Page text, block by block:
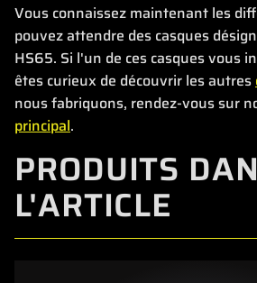
Vous connaissez maintenant les
pouvez attendre des casques
HS65. Si l'un de ces casques vous
êtes curieux de découvrir les autres
nous fabriquons, rendez-vous sur
principal.
PRODUITS
L'ARTICLE